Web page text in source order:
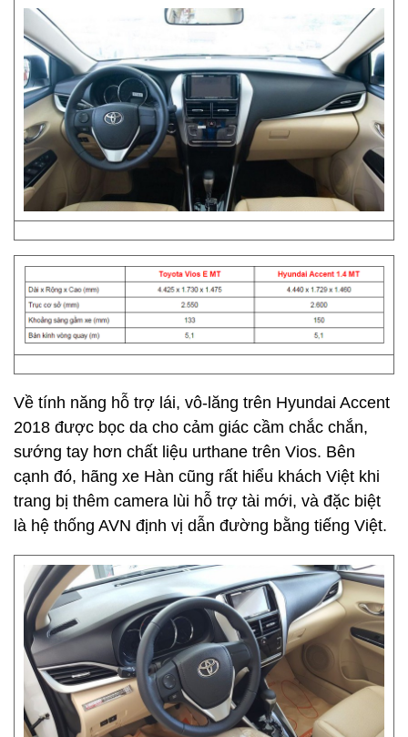
Về tính năng hỗ trợ lái, vô-lăng trên Hyundai Accent
2018 được bọc da cho cảm giác cầm chắc chắn,
sướng tay hơn chất liệu urthane trên Vios. Bên
cạnh đó, hãng xe Hàn cũng rất hiểu khách Việt khi
trang bị thêm camera lùi hỗ trợ tài mới, và đặc biệt
là hệ thống AVN định vị dẫn đường bằng tiếng Việt.